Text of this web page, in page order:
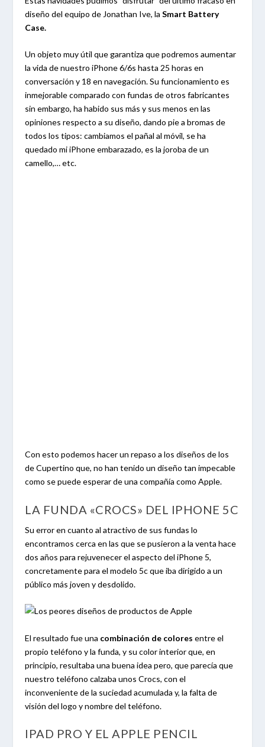
diseño del equipo de Jonathan Ive, laSmart Battery
Case.
Un objeto muy útil que garantiza que podremos aumentar
la vida de nuestro iPhone 6/6s hasta 25 horas en
conversación y 18 en navegación. Su funcionamiento es
inmejorable comparado con fundas de otros fabricantes
sin embargo, ha habido sus más y sus menos en las
opiniones respecto a su diseño, dando pie a bromas de
todos los tipos: cambiamos el pañal al móvil, se ha
quedado mi iPhone embarazado, es la joroba de un
camello,… etc.
Con esto podemos hacer un repaso a los diseños de los
de Cupertino que, no han tenido un diseño tan impecable
como se puede esperar de una compañía como Apple.
LA FUNDA «CROCS» DEL IPHONE 5C
Su error en cuanto al atractivo de sus fundas lo
encontramos cerca en las que se pusieron a la venta hace
dos años para rejuvenecer el aspecto del iPhone 5,
concretamente para el modelo 5c que iba dirigido a un
público más joven y desdolido.
El resultado fue una combinación de colores entre el
propio teléfono y la funda, y su color interior que, en
principio, resultaba una buena idea pero, que parecía que
nuestro teléfono calzaba unos Crocs, con el
inconveniente de la suciedad acumulada y, la falta de
visión del logo y nombre del teléfono.
IPAD PRO Y EL APPLE PENCIL